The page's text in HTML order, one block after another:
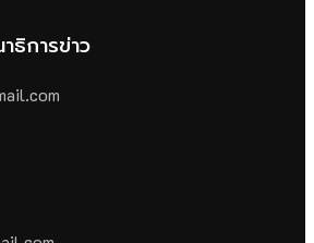
การข่าว